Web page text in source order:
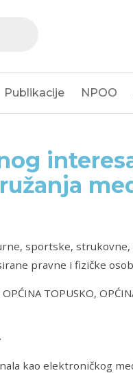
Publikacije NPOO
sportske,
pravne i fizičke
TOPUSKO,
kao elektroničkog